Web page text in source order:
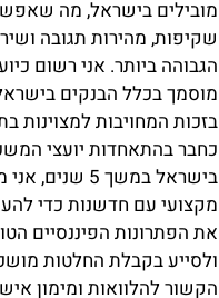
מובילים בישראל, מה
שקיפות, מהירות תגובה
הגבוהה ביותר. אני רשום
מוסמך בכלל הבנקים
בזכות המחויבות למצוינות
כחבר בהתאחדות יועצי
בישראל במשך 5
מקצועי עם חדשנות כדי
את הפתרונות הפיננסיים
ולסייע בקבלת החלטות
הקשור להלוואות ומימון